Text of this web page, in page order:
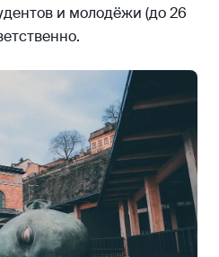
и молодёжи (до 26